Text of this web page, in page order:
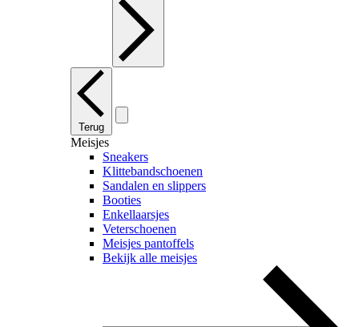
Terug
Meisjes
Sneakers
Klittebandschoenen
Sandalen en slippers
Booties
Enkellaarsjes
Veterschoenen
Meisjes pantoffels
Bekijk alle meisjes